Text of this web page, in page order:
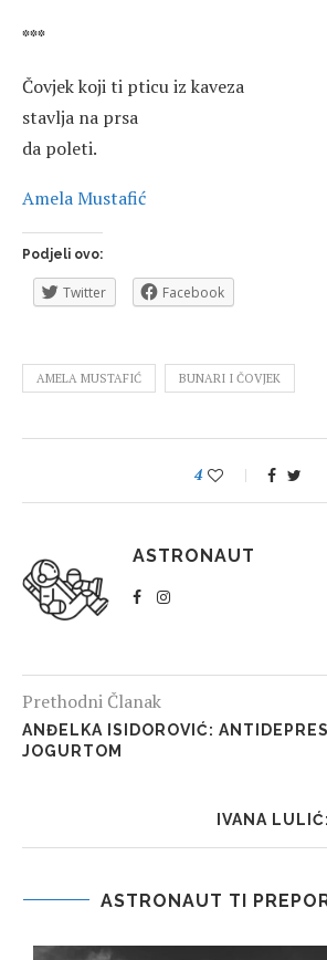
***
Čovjek koji ti pticu iz kaveza
stavlja na prsa
da poleti.
Amela Mustafić
Podjeli ovo:
Twitter Facebook
AMELA MUSTAFIĆ BUNARI I ČOVJEK
4
ASTRONAUT
Prethodni Članak
ANĐELKA ISIDOROVIĆ:
JOGURTOM
IVANA
ASTRONAUT TI